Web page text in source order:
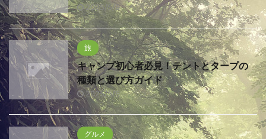
2025/5/9
旅
キャンプ初心者必見！テントとタープの
種類と選び方ガイド
2025/5/5
グルメ